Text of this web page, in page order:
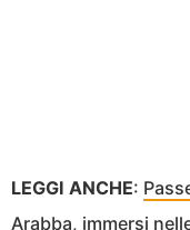
LEGGI ANCHE:
Arabba, immersi